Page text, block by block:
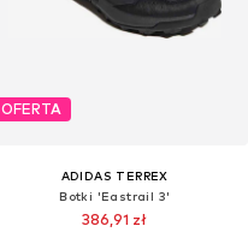
OFERTA
ADIDAS TERREX
Botki 'Eastrail 3'
386,91 zł